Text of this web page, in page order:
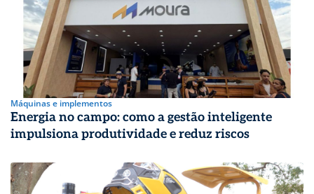
Máquinas e implementos
Energia no campo: como a gestão inteligente
impulsiona produtividade e reduz riscos